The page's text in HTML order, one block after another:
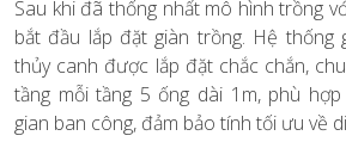
Sau khi đã thống nhất mô hình trồng
bắt đầu lắp đặt giàn trồng. Hệ thống
thủy canh được lắp đặt chắc chắn,
tầng mỗi tầng 5 ống dài 1m, phù
gian ban công, đảm bảo tính tối ưu về